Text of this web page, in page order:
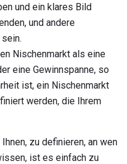
und ein klares Bild
und andere
Nischenmarkt als eine
eine Gewinnspanne, so
ist, ein Nischenmarkt
werden, die Ihrem
zu definieren, an wen
ist es einfach zu